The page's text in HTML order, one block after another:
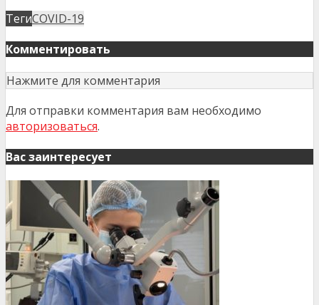
ТегиCOVID-19
Комментировать
Нажмите для комментария
Для отправки комментария вам необходимо
авторизоваться.
Вас заинтересует